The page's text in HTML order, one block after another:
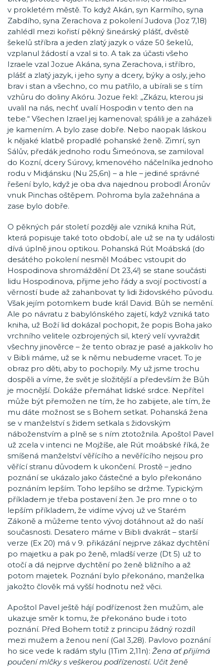
v prokletém městě. To když Akán, syn Karmího, syna
Zabdího, syna Zerachova z pokolení Judova (Joz 7,18)
zahlédl mezi kořistí pěkný šineárský plášť, dvěstě
šekelů stříbra a jeden zlatý jazyk o váze 50 šekelů,
vzplanul žádostí a vzal si to. A tak za účasti všeho
Izraele vzal Jozue Akána, syna Zerachova, i stříbro,
plášť a zlatý jazyk, i jeho syny a dcery, býky a osly, jeho
brav i stan a všechno, co mu patřilo, a ubírali se s tím
vzhůru do doliny Akóru. Jozue řekl: „Zkázu, kterou jsi
uvalil na nás, nechť uvalí Hospodin v tento den na
tebe.“ Všechen Izrael jej kamenoval; spálili je a zaházeli
je kamením. A bylo zase dobře. Nebo naopak láskou
k nějaké klatbě propadlé pohanské ženě. Zimrí, syn
Sálův, předák jednoho rodu Šimeónova, se zamiloval
do Kozní, dcery Súrovy, kmenového náčelníka jednoho
rodu v Midjánsku (Nu 25,6n) – a hle – jediné správné
řešení bylo, když je oba dva najednou probodl Áronův
vnuk Pinchas oštěpem. Pohroma byla zažehnána a
zase bylo dobře.
O pěkných pár století později ale vzniká kniha Rút,
která popisuje také toto období, ale už se na ty události
dívá úplně jinou optikou. Pohanská Rút Moábská (do
desátého pokolení nesměl Moábec vstoupit do
Hospodinova shromáždění Dt 23,4!) se stane součásti
lidu Hospodinova, přijme jeho řády a svojí poctivostí a
věrností bude až zahanbovat ty lidi židovského původu.
Však jejím potomkem bude král David. Bůh se nemění.
Ale po návratu z babylónského zajetí, když vzniká tato
kniha, už Boží lid dokázal pochopit, že popis Boha jako
vrchního velitele ozbrojených sil, který velí vyvraždit
všechny jinověrce – že tento obraz je pasé a jakkoliv ho
v Bibli máme, už se k němu nebudeme vracet. To je
obraz pro děti, aby to pochopily. My už jsme trochu
dospěli a víme, že svět je složitější a především že Bůh
je mocnější. Dokáže přemáhat lidské srdce. Nepřítel
může být přemožen ne tím, že ho zabijete, ale tím, že
mu dáte možnost se s Bohem setkat. Pohanská žena
se v manželství s židem setkala s židovským
náboženstvím a plně se s ním ztotožnila. Apoštol Pavel
už zcela v intenci ne Mojžíše, ale Rút moábské říká, že
smíšená manželství věřícího a nevěřícího nejsou pro
věřící stranu důvodem k ukončení. Prostě – jedno
poznání se ukázalo jako částečné a bylo překonáno
poznáním lepším. Toho lepšího se držme. Typickým
příkladem je třeba postavení žen. Je pro mne o to
lepším příkladem, že vidíme vývoj už ve Starém
Zákoně a můžeme tento vývoj dotáhnout až do naší
současnosti. Desatero máme v Bibli dvakrát – starší
verze (Ex 20) má v 9. přikázání nejprve zákaz dychtění
po majetku a pak po ženě, mladší verze (Dt 5) už to
otočí a dá nejprve dychtění po ženě bližního a až
potom majetek. Poznání bylo překonáno, manželka
jakožto člověk má vyšší hodnotu než věci.
Apoštol Pavel ještě hájí podřízenost žen mužům, ale
ukazuje směr k tomu, že překonáno bude i toto
poznání. Před Bohem totiž z principu žádný rozdíl
mezi mužem a ženou není (Gal 3,28). Pavlovo poznání
ho sice vede k radám stylu (1Tim 2,11n): Žena ať přijímá
poučení mlčky s veškerou podřízeností. Učit ženě